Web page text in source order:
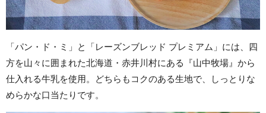
「パン・ド・ミ」と「レーズンブレッド プレミアム」には、四
方を山々に囲まれた北海道・赤井川村にある『山中牧場』から
仕入れる牛乳を使用。どちらもコクのある生地で、しっとりな
めらかな口当たりです。